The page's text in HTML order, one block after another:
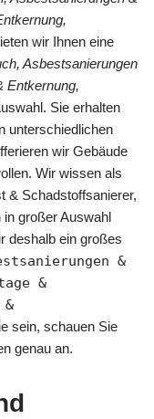
wir Ihnen eine
Asbestsanierungen
Entkernung,
Sie erhalten
unterschiedlichen
wir Gebäude
Wir wissen als
& Schadstoffsanierer,
großer Auswahl
deshalb ein großes
&
&
sein, schauen Sie
genau an.